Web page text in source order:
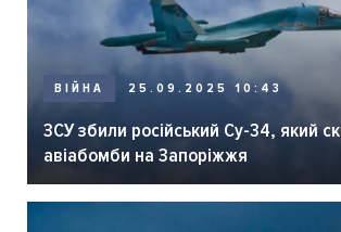
ВІЙНА 25.09.2025 10:43
ЗСУ збили російський Су-34, який
авіабомби на Запоріжжя